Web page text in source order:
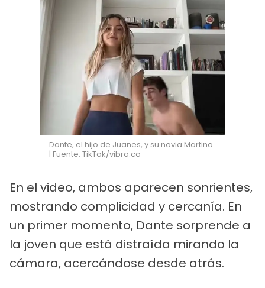
Dante, el hijo de Juanes, y su novia Martina
| Fuente: TikTok/vibra.co
En el video, ambos aparecen sonrientes,
mostrando complicidad y cercanía. En
un primer momento, Dante sorprende a
la joven que está distraída mirando la
cámara, acercándose desde atrás.